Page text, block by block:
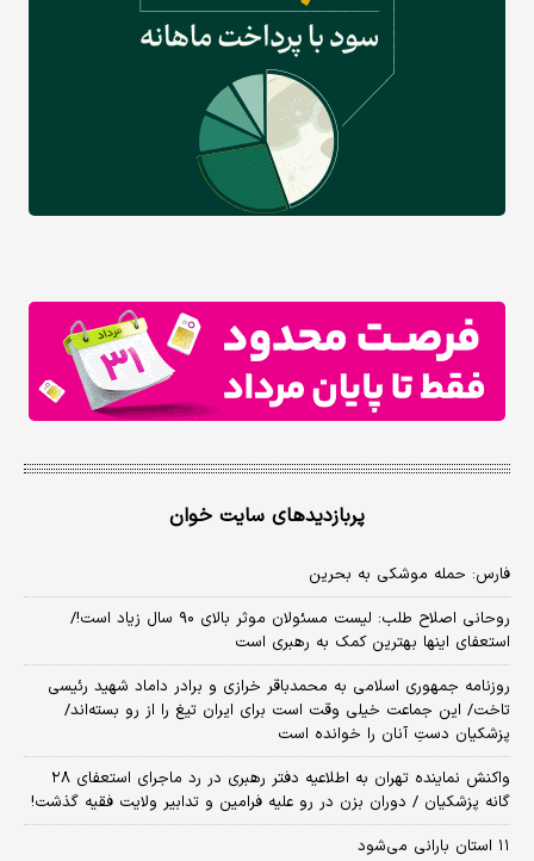
پربازدیدهای سایت خوان
فارس: حمله موشکی به بحرین
روحانی اصلاح طلب: ‌لیست مسئولان موثر بالای ۹۰ سال زیاد است!/
استعفای اینها بهترین کمک به رهبری است
روزنامه جمهوری اسلامی به محمدباقر خرازی و برادر داماد شهید رئیسی
تاخت/ این جماعت خیلی وقت است برای ایران تیغ را از رو بسته‌اند/
پزشکیان دستِ آنان را خوانده است
واکنش نماینده تهران به اطلاعیه دفتر رهبری در رد ماجرای استعفای ۲۸
گانه پزشکیان / دوران بزن در رو علیه فرامین و تدابیر ولایت فقیه گذشت!
۱۱ استان بارانی می‌شود